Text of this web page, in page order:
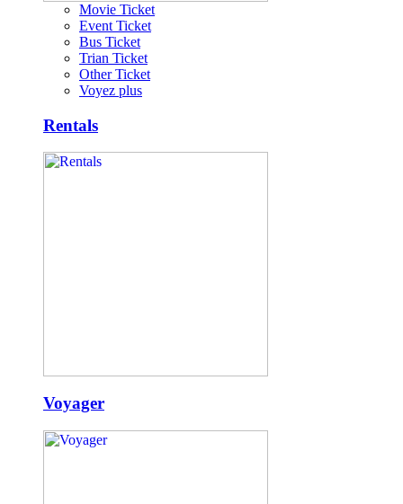
Movie Ticket
Event Ticket
Bus Ticket
Trian Ticket
Other Ticket
Voyez plus
Rentals
Voyager